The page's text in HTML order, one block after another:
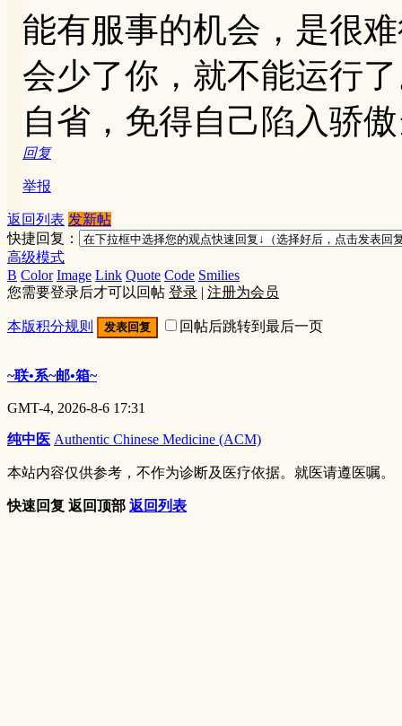
能有服事的机会，是很
会少了你，就不能运行
自省，免得自己陷入骄
回复
举报
返回列表 发新帖
快捷回复：
高级模式
B Color Image Link Quote Code Smilies
您需要登录后才可以回帖 登录 | 注册为会员
本版积分规则 发表回复 回帖后跳转到最后一页
~联•系~邮•箱~
GMT-4, 2026-8-6 17:31
纯中医 Authentic Chinese Medicine (ACM)
本站内容仅供参考，不作为诊断及医疗依据。就医请遵医嘱。
快速回复 返回顶部 返回列表